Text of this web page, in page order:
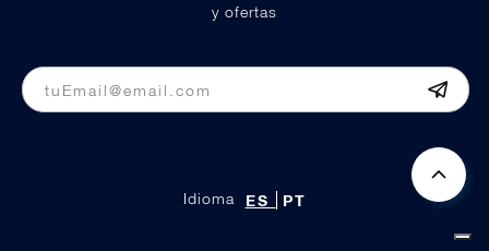
Idioma ES PT
y ofertas